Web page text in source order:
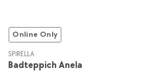
Online Only
Badteppich Anela
SPIRELLA